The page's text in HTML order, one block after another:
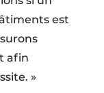
est
afin
»